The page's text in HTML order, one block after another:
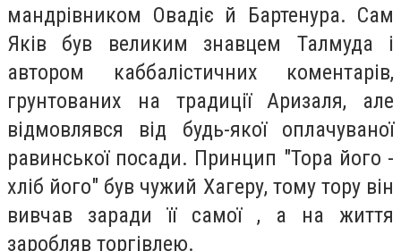
мандрівником Овадіє й Бартенура. Сам
Яків був великим знавцем Талмуда і
автором каббалістичних коментарів,
грунтованих на традиції Аризаля, але
відмовлявся від будь-якої оплачуваної
равинської посади. Принцип "Тора його -
хліб його" був чужий Хагеру, тому тору він
вивчав заради її самої , а на життя
заробляв торгівлею.